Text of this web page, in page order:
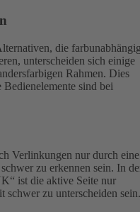
die
unterscheiden sich einige
Rahmen. Dies
sind bei
Verlinkungen nur durch eine
zu erkennen sein. In
ist die aktive Seite nur
schwer zu unterscheiden sein.